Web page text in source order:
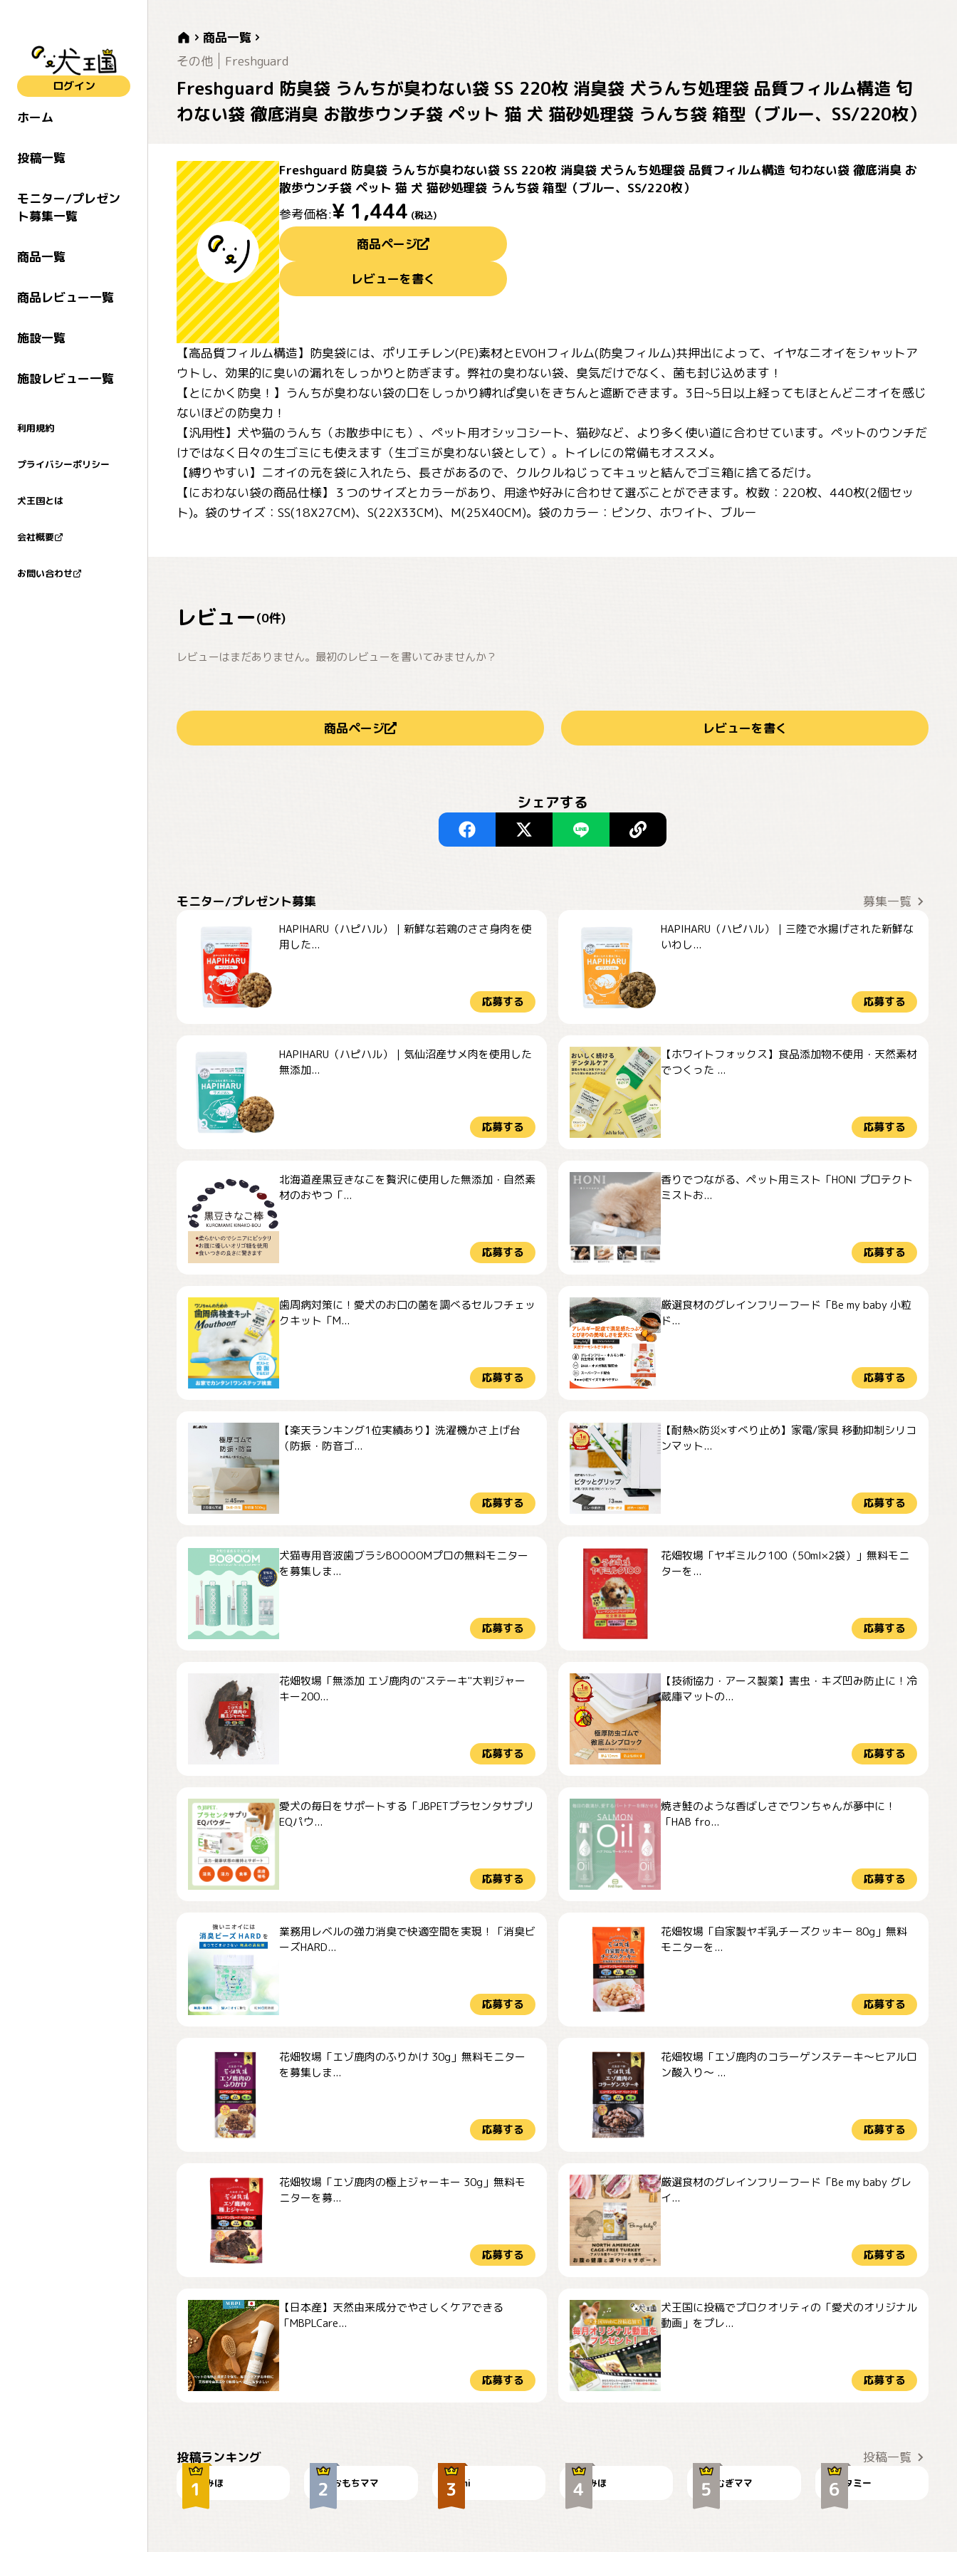
ログイン
ホーム
投稿一覧
モニター/プレゼン
ト募集一覧
商品一覧
商品レビュー一覧
施設一覧
施設レビュー一覧
利用規約
プライバシーポリシー
犬王国とは
会社概要
お問い合わせ
商品一覧
その他
Freshguard
Freshguard 防臭袋 うんちが臭わない袋 SS 220枚 消臭袋 犬うんち処理袋 品質フィルム構造 匂
わない袋 徹底消臭 お散歩ウンチ袋 ペット 猫 犬 猫砂処理袋 うんち袋 箱型（ブルー、SS/220枚）
Freshguard 防臭袋 うんちが臭わない袋 SS 220枚 消臭袋 犬うんち処理袋 品質フィルム構造 匂わない袋 徹底消臭 お
散歩ウンチ袋 ペット 猫 犬 猫砂処理袋 うんち袋 箱型（ブルー、SS/220枚）
参考価格:¥ 1,444 (税込)
商品ページ
レビューを書く
【高品質フィルム構造】防臭袋には、ポリエチレン(PE)素材とEVOHフィルム(防臭フィルム)共押出によって、イヤなニオイをシャットア
ウトし、効果的に臭いの漏れをしっかりと防ぎます。弊社の臭わない袋、臭気だけでなく、菌も封じ込めます！
【とにかく防臭！】うんちが臭わない袋の口をしっかり縛れぱ臭いをきちんと遮断できます。3日~5日以上経ってもほとんどニオイを感じ
ないほどの防臭力！
【汎用性】犬や猫のうんち（お散歩中にも）、ペット用オシッコシート、猫砂など、より多く使い道に合わせています。ペットのウンチだ
けではなく日々の生ゴミにも使えます（生ゴミが臭わない袋として）。トイレにの常備もオススメ。
【縛りやすい】ニオイの元を袋に入れたら、長さがあるので、クルクルねじってキュッと結んでゴミ箱に捨てるだけ。
【におわない袋の商品仕様】３つのサイズとカラーがあり、用途や好みに合わせて選ぶことができます。枚数：220枚、440枚(2個セッ
ト)。袋のサイズ：SS(18X27CM)、S(22X33CM)、M(25X40CM)。袋のカラー：ピンク、ホワイト、ブルー
レビュー(0件)
レビューはまだありません。最初のレビューを書いてみませんか？
商品ページ レビューを書く
シェアする
モニター/プレゼント募集 募集一覧
HAPIHARU（ハピハル）｜新鮮な若鶏のささ身肉を使
用した...
応募する
HAPIHARU（ハピハル）｜三陸で水揚げされた新鮮な
いわし...
応募する
HAPIHARU（ハピハル）｜気仙沼産サメ肉を使用した
無添加...
応募する
【ホワイトフォックス】食品添加物不使用・天然素材
でつくった ...
応募する
北海道産黒豆きなこを贅沢に使用した無添加・自然素
材のおやつ「...
応募する
香りでつながる、ペット用ミスト「HONI プロテクト
ミストお...
応募する
歯周病対策に！愛犬のお口の菌を調べるセルフチェッ
クキット「M...
応募する
厳選食材のグレインフリーフード「Be my baby 小粒
ド...
応募する
【楽天ランキング1位実績あり】洗濯機かさ上げ台
（防振・防音ゴ...
応募する
【耐熱×防災×すべり止め】家電/家具 移動抑制シリコ
ンマット...
応募する
犬猫専用音波歯ブラシBOOOOMプロの無料モニター
を募集しま...
応募する
花畑牧場「ヤギミルク100（50ml×2袋）」無料モニ
ターを...
応募する
花畑牧場「無添加 エゾ鹿肉の"ステーキ"大判ジャー
キー200...
応募する
【技術協力・アース製薬】害虫・キズ凹み防止に！冷
蔵庫マットの...
応募する
愛犬の毎日をサポートする「JBPETプラセンタサプリ
EQパウ...
応募する
焼き鮭のような香ばしさでワンちゃんが夢中に！
「HAB fro...
応募する
業務用レベルの強力消臭で快適空間を実現！「消臭ビ
ーズHARD...
応募する
花畑牧場「自家製ヤギ乳チーズクッキー 80g」無料
モニターを...
応募する
花畑牧場「エゾ鹿肉のふりかけ 30g」無料モニター
を募集しま...
応募する
花畑牧場「エゾ鹿肉のコラーゲンステーキ～ヒアルロ
ン酸入り～ ...
応募する
花畑牧場「エゾ鹿肉の極上ジャーキー 30g」無料モ
ニターを募...
応募する
厳選食材のグレインフリーフード「Be my baby グレ
イ...
応募する
【日本産】天然由来成分でやさしくケアできる
「MBPLCare...
応募する
犬王国に投稿でプロクオリティの「愛犬のオリジナル
動画」をプレ...
応募する
投稿ランキング 投稿一覧
みほ おもちママ mi みほ むぎママ タミー